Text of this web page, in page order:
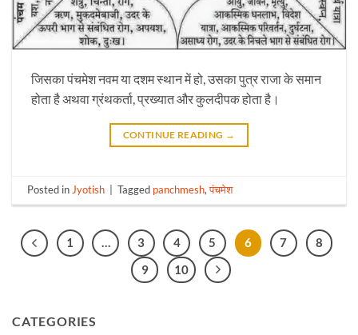
जिसका पंचमेश नवम या दशम स्थान में हो, उसका पुत्र राजा के समान
होता है अथवा ग्रंथकर्ता, प्रख्यात और कुलदीपक होता है।
CONTINUE READING →
Posted inJyotish Tagged panchmesh,पंचमेश
1 … 3 4 5 6 7
8
9
10
CATEGORIES